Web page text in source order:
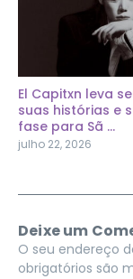
El Capitxn leva
suas histórias e
fase para Sã ...
julho 22, 2026
Deixe um
O seu endereço
obrigatórios são